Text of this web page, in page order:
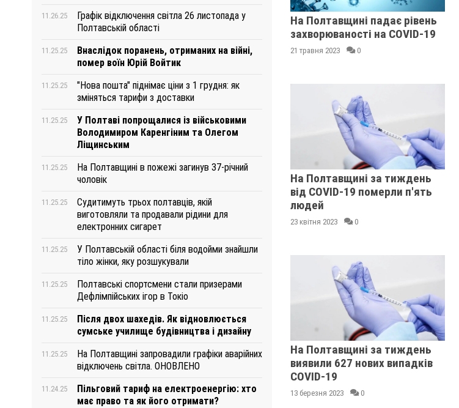
11.26.25
Графік відключення світла 26 листопада у
Полтавській області
11.25.25
Внаслідок поранень, отриманих на війні,
помер воїн Юрій Войтик
11.25.25
"Нова пошта" піднімає ціни з 1 грудня: як
зміняться тарифи з доставки
11.25.25
У Полтаві попрощалися із військовими
Володимиром Каренгіним та Олегом
Ліщинським
11.25.25
На Полтавщині в пожежі загинув 37-річний
чоловік
11.25.25
Судитимуть трьох полтавців, якій
виготовляли та продавали рідини для
електронних сигарет
11.25.25
У Полтавській області біля водойми знайшли
тіло жінки, яку розшукували
11.25.25
Полтавські спортсмени стали призерами
Дефлімпійських ігор в Токіо
11.25.25
Після двох шахедів. Як відновлюється
сумське училище будівництва і дизайну
11.25.25
На Полтавщині запровадили графіки аварійних
відключень світла. ОНОВЛЕНО
11.24.25
Пільговий тариф на електроенергію: хто
має право та як його отримати?
На Полтавщині падає рівень
захворюваності на COVID-19
21 травня 2023 0
На Полтавщині за тиждень
від COVID-19 померли п'ять
людей
23 квітня 2023 0
На Полтавщині за тиждень
виявили 627 нових випадків
COVID-19
13 березня 2023 0